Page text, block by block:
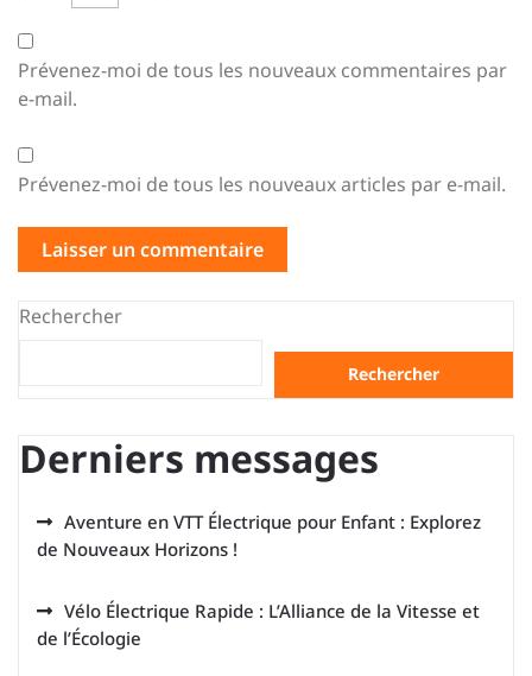
Prévenez-moi de tous les nouveaux commentaires par
e-mail.
Prévenez-moi de tous les nouveaux articles par e-mail.
Rechercher
Rechercher
Derniers messages
Aventure en VTT Électrique pour Enfant : Explorez
de Nouveaux Horizons !
Vélo Électrique Rapide : L’Alliance de la Vitesse et
de l’Écologie